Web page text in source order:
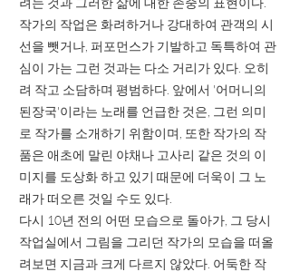
작가의 작업은 화려하거나 강대하여 관객의 시
선을 뺏거나, 퍼포먼스가 기발하고 독특하여 관
심이 가는 그런 것과는 다소 거리가 있다. 오히
려 작고 소담하며 평범하다. 앞에서 '어머니의
된장국'이라는 노래를 언급한 것은, 그런 의미
로 작가를 소개하기 위함이며, 또한 작가의 작
품은 애초에 말린 야채나 고사리 같은 것의 이
미지를 도상화 하고 있기 때문에 더욱이 그 노
래가 떠오른 것일 수도 있다.
다시 10년 전의 어떤 모습으로 돌아가, 그 당시
작업실에서 그림을 그리던 작가의 모습을 떠올
려보면 지금과 크게 다르지 않았다. 어둑한 작